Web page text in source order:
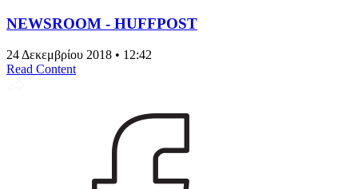
NEWSROOM - HUFFPOST
24 Δεκεμβρίου 2018 • 12:42
Read Content